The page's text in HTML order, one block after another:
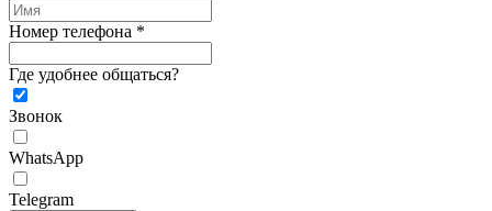
Номер телефона *
Где удобнее общаться?
Звонок
WhatsApp
Telegram